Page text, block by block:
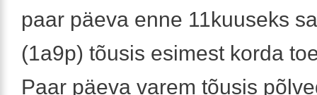
paar päeva enne 11kuuseks
(1a9p) tõusis esimest korda
Paar päeva varem tõusis